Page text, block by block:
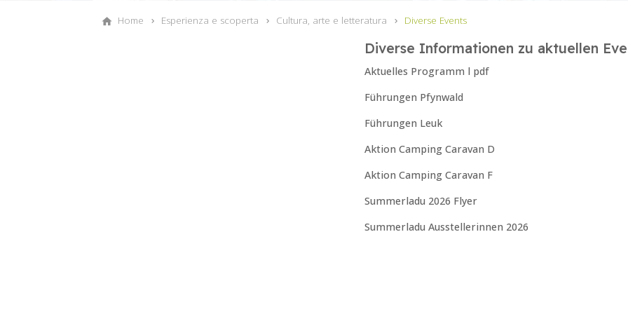
Home Esperienza e scoperta Cultura, arte e letteratura Diverse Events
Diverse Informationen zu aktuellen
Aktuelles Programm l pdf
Führungen Pfynwald
Führungen Leuk
Aktion Camping Caravan D
Aktion Camping Caravan F
Summerladu 2026 Flyer
Summerladu Ausstellerinnen 2026